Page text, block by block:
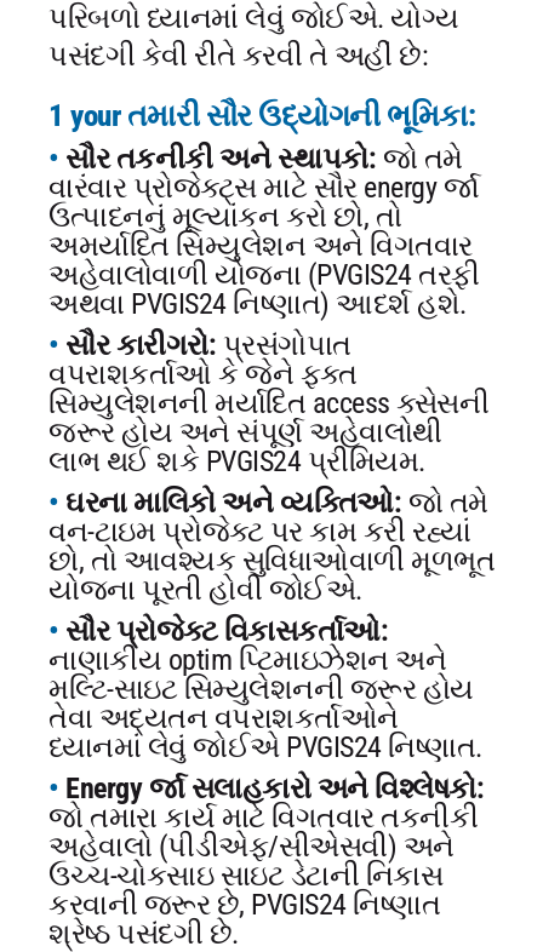
પરિબળો ધ્યાનમાં લેવું જોઈએ. યોગ્ય
પસંદગી કેવી રીતે કરવી તે અહીં છે:
1 your તમારી સૌર ઉદ્યોગની ભૂમિકા:
સૌર તકનીકી અને સ્થાપકો: જો તમે
વારંવાર પ્રોજેક્ટ્સ માટે સૌર energy ર્જા
ઉત્પાદનનું મૂલ્યાંકન કરો છો, તો
અમર્યાદિત સિમ્યુલેશન અને વિગતવાર
અહેવાલોવાળી યોજના (PVGIS24 તરફી
અથવા PVGIS24 નિષ્ણાત) આદર્શ હશે.
સૌર કારીગરો: પ્રસંગોપાત
વપરાશકર્તાઓ કે જેને ફક્ત
સિમ્યુલેશનની મર્યાદિત access ક્સેસની
જરૂર હોય અને સંપૂર્ણ અહેવાલોથી
લાભ થઈ શકે PVGIS24 પ્રીમિયમ.
ઘરના માલિકો અને વ્યક્તિઓ: જો તમે
વન-ટાઇમ પ્રોજેક્ટ પર કામ કરી રહ્યાં
છો, તો આવશ્યક સુવિધાઓવાળી મૂળભૂત
યોજના પૂરતી હોવી જોઈએ.
સૌર પ્રોજેક્ટ વિકાસકર્તાઓ:
નાણાકીય optim પ્ટિમાઇઝેશન અને
મલ્ટિ-સાઇટ સિમ્યુલેશનની જરૂર હોય
તેવા અદ્યતન વપરાશકર્તાઓને
ધ્યાનમાં લેવું જોઈએ PVGIS24 નિષ્ણાત.
Energy ર્જા સલાહકારો અને વિશ્લેષકો:
જો તમારા કાર્ય માટે વિગતવાર તકનીકી
અહેવાલો (પીડીએફ/સીએસવી) અને
ઉચ્ચ-ચોકસાઇ સાઇટ ડેટાની નિકાસ
કરવાની જરૂર છે, PVGIS24 નિષ્ણાત
શ્રેષ્ઠ પસંદગી છે.